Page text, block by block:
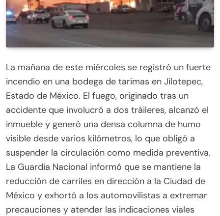
La mañana de este miércoles se registró un fuerte
incendio en una bodega de tarimas en Jilotepec,
Estado de México. El fuego, originado tras un
accidente que involucró a dos tráileres, alcanzó el
inmueble y generó una densa columna de humo
visible desde varios kilómetros, lo que obligó a
suspender la circulación como medida preventiva.
La Guardia Nacional informó que se mantiene la
reducción de carriles en dirección a la Ciudad de
México y exhortó a los automovilistas a extremar
precauciones y atender las indicaciones viales